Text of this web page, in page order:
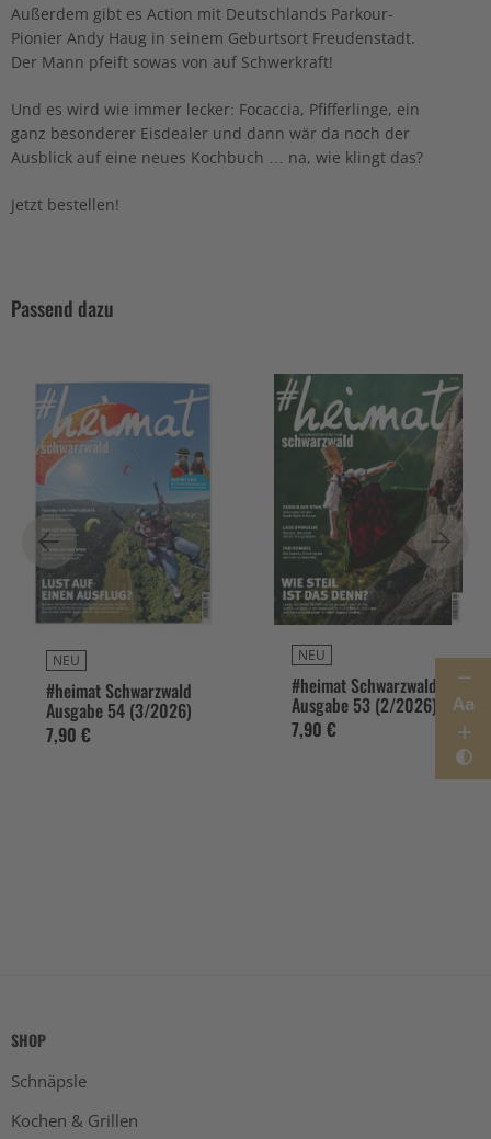
Aa
Außerdem gibt es Action mit Deutschlands Parkour-
Pionier Andy Haug in seinem Geburtsort Freudenstadt.
Der Mann pfeift sowas von auf Schwerkraft!
Und es wird wie immer lecker: Focaccia, Pfifferlinge, ein
ganz besonderer Eisdealer und dann wär da noch der
Ausblick auf eine neues Kochbuch … na, wie klingt das?
Jetzt bestellen!
Passend dazu
NEU
#heimat Schwarzwald
Ausgabe 54 (3/2026)
7,90 €
NEU
#heimat Schwarzwald
Ausgabe 53 (2/2026)
7,90 €
SHOP
Schnäpsle
Kochen & Grillen